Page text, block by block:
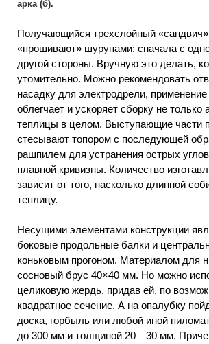
арка (б).
Получающийся трехслойный
«прошивают» шурупами: сначала с
другой стороны. Вручную это делать,
утомительно. Можно рекомендовать
насадку для электродрели, применение
облегчает и ускоряет сборку не только
теплицы в целом. Выступающие части
стесывают топором с последующей
рашпилем для устранения острых
плавной кривизны. Количество
зависит от того, насколько длинной
теплицу.
Несущими элементами конструкции
боковые продольные балки и
коньковым прогоном. Материалом для
сосновый брус 40×40 мм. Но можно
целиковую жердь, придав ей, по
квадратное сечение. А на опалубку
доска, горбыль или любой иной
до 300 мм и толщиной 20—30 мм.